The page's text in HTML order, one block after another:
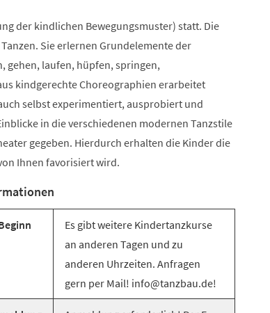
der kindlichen Bewegungsmuster) statt. Die
Sie erlernen Grundelemente der
gehen, laufen, hüpfen, springen,
kindgerechte Choreographien erarbeitet
selbst experimentiert, ausprobiert und
in die verschiedenen modernen Tanzstile
gegeben. Hierdurch erhalten die Kinder die
Ihnen favorisiert wird.
Es gibt weitere Kindertanzkurse
an anderen Tagen und zu
anderen Uhrzeiten. Anfragen
gern per Mail! info@tanzbau.de!